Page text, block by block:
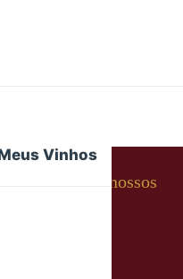
Vinhos
por nossos